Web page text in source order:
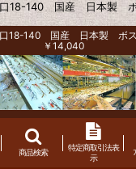
18-140 国産 日本製
18-140 国産 日本製 ボス
￥14,040
商品検索
特定商取引法表
示